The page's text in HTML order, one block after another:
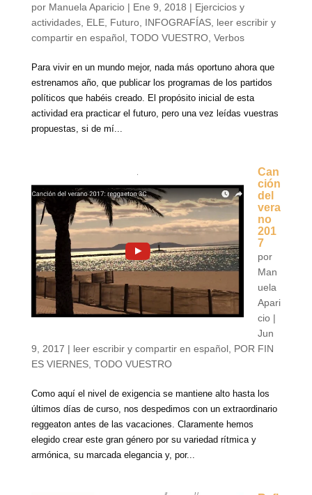
por Manuela Aparicio| Ene 9, 2018 | Ejercicios y
actividades, ELE, Futuro, INFOGRAFÍAS, leer escribir y
compartir en español, TODO VUESTRO, Verbos
Para vivir en un mundo mejor, nada más oportuno ahora que
estrenamos año, que publicar los programas de los partidos
políticos que habéis creado. El propósito inicial de esta
actividad era practicar el futuro, pero una vez leídas vuestras
propuestas, si de mí...
Can
ción
del
vera
no
201
7
por
Man
uela
Apari
cio|
Jun
9, 2017 | leer escribir y compartir en español, POR FIN
ES VIERNES, TODO VUESTRO
Como aquí el nivel de exigencia se mantiene alto hasta los
últimos días de curso, nos despedimos con un extraordinario
reggeaton antes de las vacaciones. Claramente hemos
elegido crear este gran género por su variedad rítmica y
armónica, su marcada elegancia y, por...